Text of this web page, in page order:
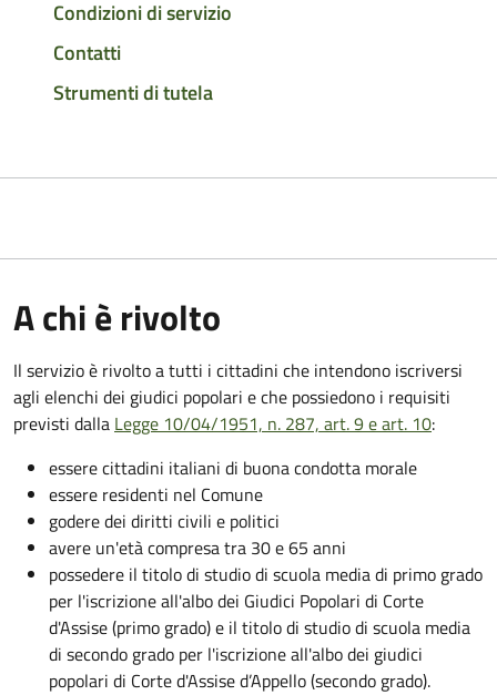
Condizioni di servizio
Contatti
Strumenti di tutela
A chi è rivolto
Il servizio è rivolto a tutti i cittadini che intendono iscriversi
agli elenchi dei giudici popolari e che possiedono i requisiti
previsti dalla Legge 10/04/1951, n. 287, art. 9 e art. 10:
essere cittadini italiani di buona condotta morale
essere residenti nel Comune
godere dei diritti civili e politici
avere un'età compresa tra 30 e 65 anni
possedere il titolo di studio di scuola media di primo grado
per l'iscrizione all'albo dei Giudici Popolari di Corte
d'Assise (primo grado) e il titolo di studio di scuola media
di secondo grado per l'iscrizione all'albo dei giudici
popolari di Corte d'Assise d’Appello (secondo grado).